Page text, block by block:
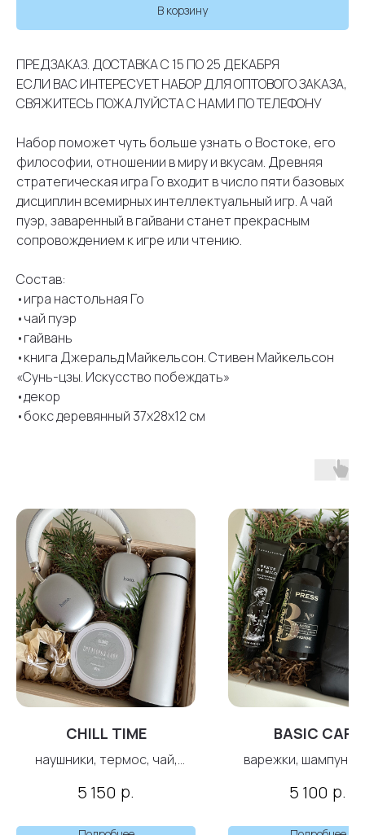
В корзину
ПРЕДЗАКАЗ. ДОСТАВКА С 15 ПО 25 ДЕКАБРЯ
ЕСЛИ ВАС ИНТЕРЕСУЕТ НАБОР ДЛЯ ОПТОВОГО ЗАКАЗА,
СВЯЖИТЕСЬ ПОЖАЛУЙСТА С НАМИ ПО ТЕЛЕФОНУ
Набор поможет чуть больше узнать о Востоке, его
философии, отношении в миру и вкусам. Древняя
стратегическая игра Го входит в число пяти базовых
дисциплин всемирных интеллектуальный игр. А чай
пуэр, заваренный в гайвани станет прекрасным
сопровождением к игре или чтению.
Состав:
•игра настольная Го
•чай пуэр
•гайвань
•книга Джеральд Майкельсон. Стивен Майкельсон
«Сунь-цзы. Искусство побеждать»
•декор
•бокс деревянный 37х28х12 см
CHILL TIME
наушники, термос, чай,
5 150 р.
BASIC CARE
варежки, шампунь-
5 100 р.